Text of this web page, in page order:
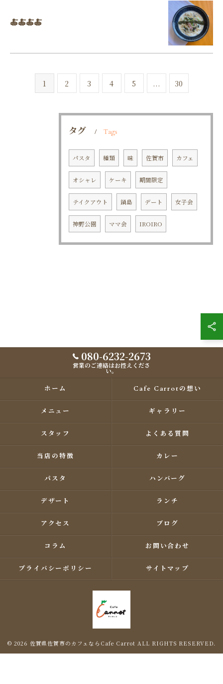
🍝🍝🍝🍝
1 2 3 4 5 ... 30
タグ Tags
パスタ 種類 味 佐賀市 カフェ
オシャレ ケーキ 期間限定
テイクアウト 鍋島 デート 女子会
神野公園 ママ会 IROIRO
080-6232-2673
営業のご連絡はお控えくださ
い。
ホーム Cafe Carrotの想い
メニュー ギャラリー
スタッフ よくある質問
当店の特徴 カレー
パスタ ハンバーグ
デザート ランチ
アクセス ブログ
コラム お問い合わせ
プライバシーポリシー サイトマップ
© 2026 佐賀県佐賀市のカフェならCafe Carrot ALL RIGHTS RESERVED.